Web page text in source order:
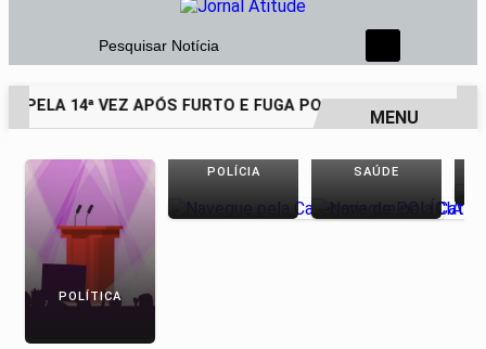
Pesquisar Notícia
PELA 14ª VEZ APÓS FURTO E FUGA POR TELHADOS
EM ALTA
MENU
POLÍTICA
POLÍCIA SAÚDE